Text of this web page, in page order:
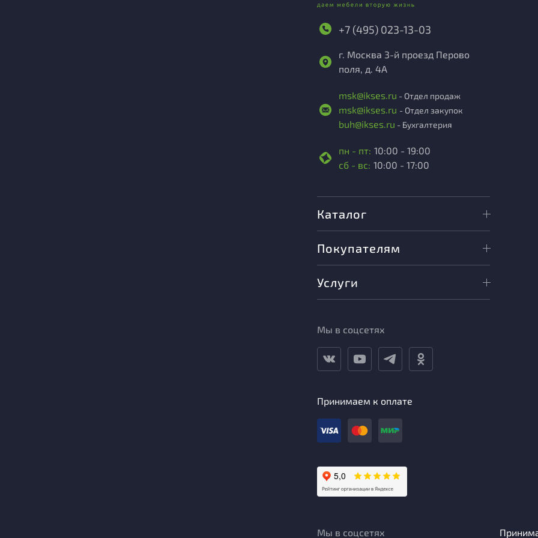
+7 (495) 023-13-03
г. Москва 3-й проезд Перово
поля, д. 4А
msk@ikses.ru - Отдел продаж
msk@ikses.ru - Отдел закупок
buh@ikses.ru - Бухгалтерия
пн - пт: 10:00 - 19:00
сб - вс: 10:00 - 17:00
Каталог
Покупателям
Услуги
Мы в соцсетях
Принимаем к оплате
Мы в соцсетях